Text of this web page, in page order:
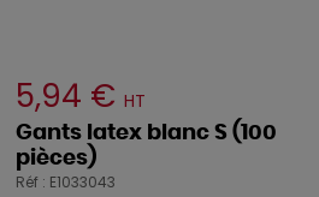
5,94 € HT
Gants latex blanc S (100
pièces)
Réf : E1033043